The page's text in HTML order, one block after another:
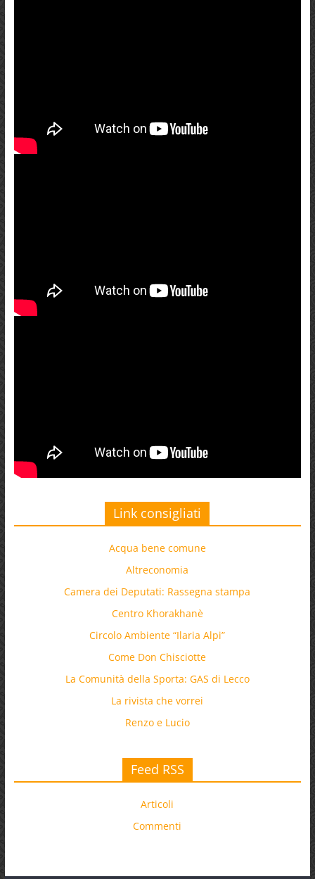
Link consigliati
Acqua bene comune
Altreconomia
Camera dei Deputati: Rassegna stampa
Centro Khorakhanè
Circolo Ambiente “Ilaria Alpi”
Come Don Chisciotte
La Comunità della Sporta: GAS di Lecco
La rivista che vorrei
Renzo e Lucio
Feed RSS
Articoli
Commenti